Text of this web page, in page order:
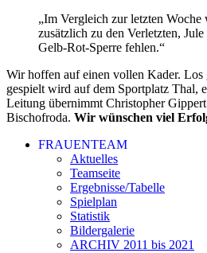
„Im Vergleich zur letzten
zusätzlich zu den Verletzten,
Gelb-Rot-Sperre fehlen.“
Wir hoffen auf einen vollen Kader. Los
gespielt wird auf dem Sportplatz Thal,
Leitung übernimmt Christopher
Bischofroda. Wir wünschen viel
FRAUENTEAM
Aktuelles
Teamseite
Ergebnisse/Tabelle
Spielplan
Statistik
Bildergalerie
ARCHIV 2011 bis 2021